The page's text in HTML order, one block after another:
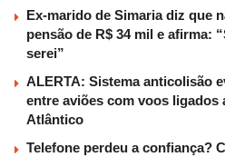
Ex-marido de Simaria diz que
pensão de R$ 34 mil e afirma:
serei”
ALERTA: Sistema anticolisão
entre aviões com voos ligados
Atlântico
Telefone perdeu a confiança?